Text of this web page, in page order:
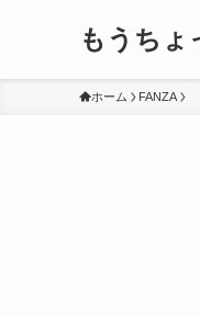
もうちょ
ホーム FANZA